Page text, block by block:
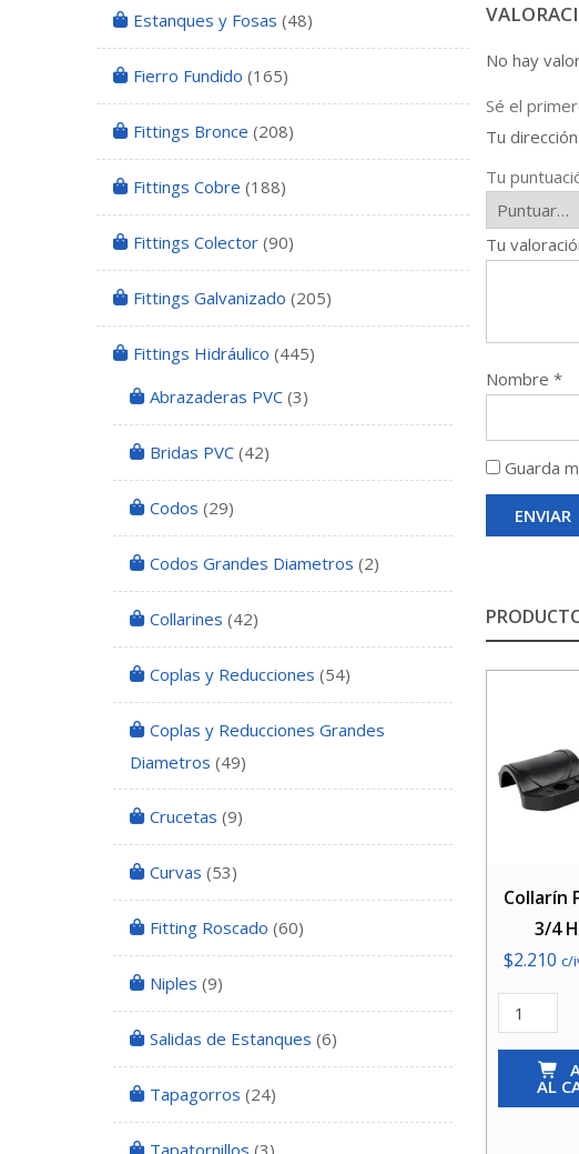
No hay
Sé el
Tu
Tu
Tu
Nombre *
Guarda
Collarín
3/4
$2.210 c/
Collarín
Plast
AL
Estanques y Fosas (48)
Fierro Fundido (165)
Fittings Bronce (208)
Fittings Cobre (188)
Fittings Colector (90)
Fittings Galvanizado (205)
Fittings Hidráulico (445)
Abrazaderas PVC (3)
Bridas PVC (42)
Codos (29)
Codos Grandes Diametros (2)
Collarines (42)
Coplas y Reducciones (54)
Coplas y Reducciones Grandes
Diametros (49)
Crucetas (9)
Curvas (53)
Fitting Roscado (60)
Niples (9)
Salidas de Estanques (6)
Tapagorros (24)
Tapatornillos (3)